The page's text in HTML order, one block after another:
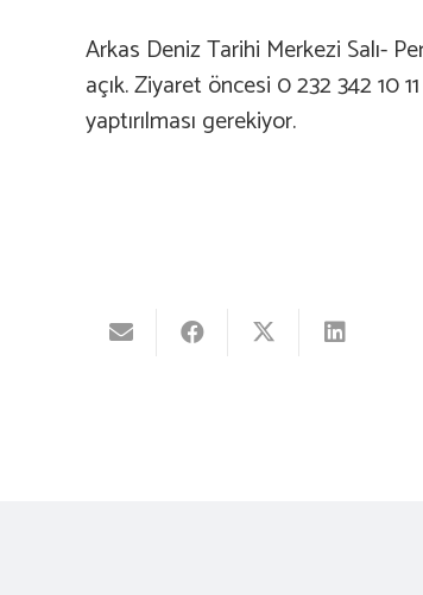
Arkas Deniz Tarihi Merkezi Salı-
açık. Ziyaret öncesi 0 232 342 10
yaptırılması gerekiyor.